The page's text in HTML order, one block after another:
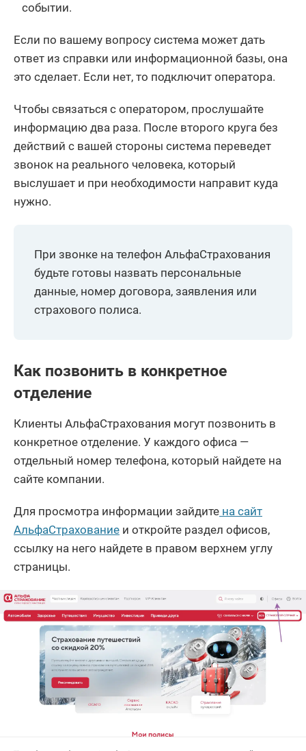
событии.
Если по вашему вопросу система может дать
ответ из справки или информационной базы, она
это сделает. Если нет, то подключит оператора.
Чтобы связаться с оператором, прослушайте
информацию два раза. После второго круга без
действий с вашей стороны система переведет
звонок на реального человека, который
выслушает и при необходимости направит куда
нужно.
При звонке на телефон АльфаСтрахования
будьте готовы назвать персональные
данные, номер договора, заявления или
страхового полиса.
Как позвонить в конкретное
отделение
Клиенты АльфаСтрахования могут позвонить в
конкретное отделение. У каждого офиса —
отдельный номер телефона, который найдете на
сайте компании.
Для просмотра информации зайдите на сайт
АльфаСтрахование и откройте раздел офисов,
ссылку на него найдете в правом верхнем углу
страницы.